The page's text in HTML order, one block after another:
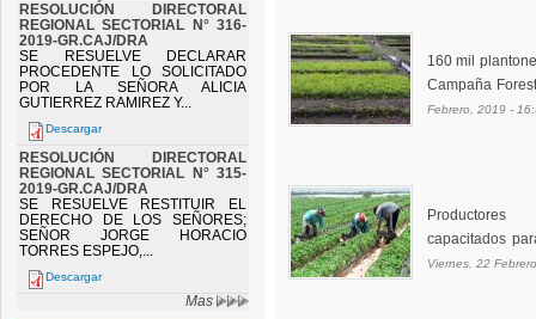
RESOLUCIÓN DIRECTORAL
REGIONAL SECTORIAL N° 316-
2019-GR.CAJ/DRA
SE RESUELVE DECLARAR
PROCEDENTE LO SOLICITADO
POR LA SEÑORA ALICIA
GUTIERREZ RAMIREZ Y...
Descargar
RESOLUCIÓN DIRECTORAL
REGIONAL SECTORIAL N° 315-
2019-GR.CAJ/DRA
SE RESUELVE RESTITUIR EL
DERECHO DE LOS SEÑORES;
SEÑOR JORGE HORACIO
TORRES ESPEJO,...
Descargar
Mas
160 mil
Campaña
Febrero, 2019 -
Productores
capacitados
Viernes, 22